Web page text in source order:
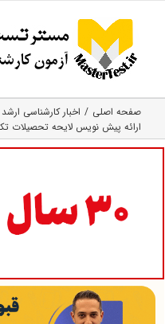
content
صفحه اصلی
اخبار کارشناسی
ارائه پیش نویس لایحه تحصیلات